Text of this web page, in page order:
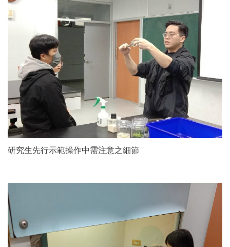
研究生先行示範操作中需注意之細節